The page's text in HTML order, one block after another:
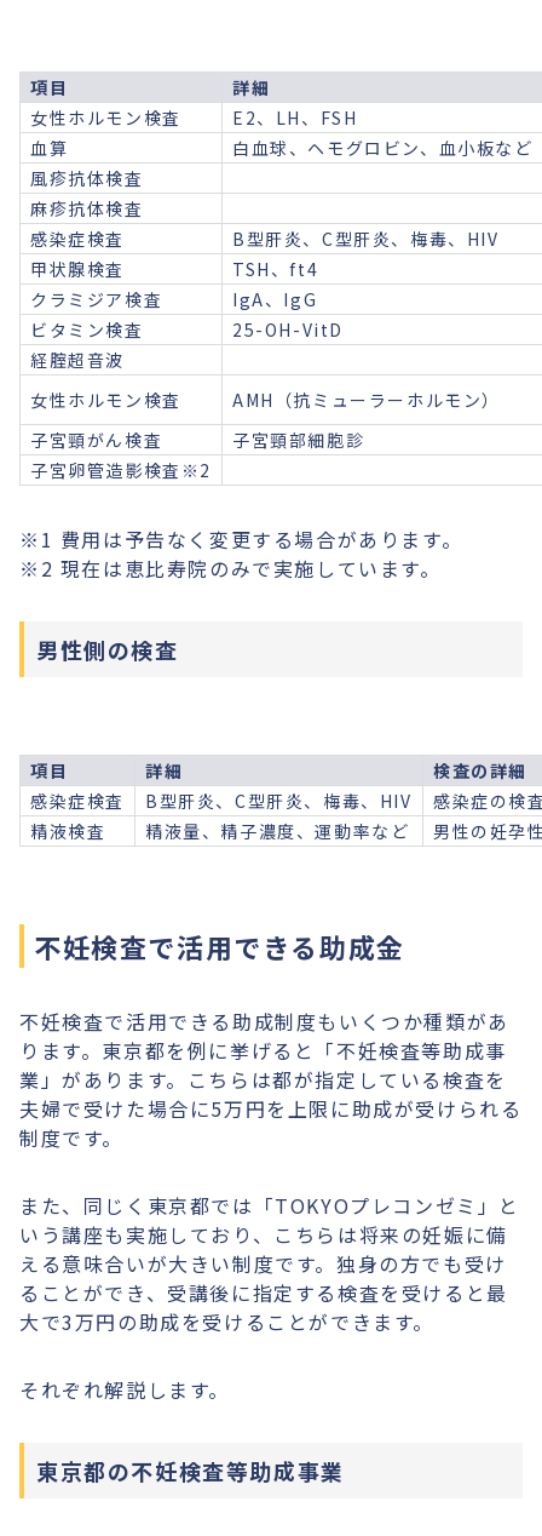
項目
詳細
女性ホルモン検査
E2、LH、FSH
血算
白血球、ヘモグロビン、血小板など
風疹抗体検査
麻疹抗体検査
感染症検査
B型肝炎、C型肝炎、梅毒、HIV
甲状腺検査
TSH、ft4
クラミジア検査
IgA、IgG
ビタミン検査
25-OH-VitD
経腟超音波
女性ホルモン検査
AMH（抗ミューラーホルモン）
子宮頸がん検査
子宮頸部細胞診
子宮卵管造影検査※2
※1 費用は予告なく変更する場合があります。
※2 現在は恵比寿院のみで実施しています。
男性側の検査
項目 詳細
検査の詳細
感染症検査
B型肝炎、C型肝炎、梅毒、HIV
感染症の検
精液検査
精液量、精子濃度、運動率など 男性の妊孕
不妊検査で活用できる助成金
不妊検査で活用できる助成制度もいくつか種類があ
ります。東京都を例に挙げると「不妊検査等助成事
業」があります。こちらは都が指定している検査を
夫婦で受けた場合に5万円を上限に助成が受けられる
制度です。
また、同じく東京都では「TOKYOプレコンゼミ」と
いう講座も実施しており、こちらは将来の妊娠に備
える意味合いが大きい制度です。独身の方でも受け
ることができ、受講後に指定する検査を受けると最
大で3万円の助成を受けることができます。
それぞれ解説します。
東京都の不妊検査等助成事業